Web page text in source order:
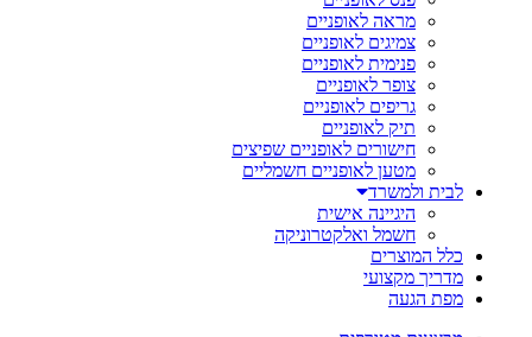
מראה לאופניים
צמיגים לאופניים
פנימית לאופניים
צופר לאופניים
גריפים לאופניים
תיק לאופניים
חישורים לאופניים שפיצים
מטען לאופניים חשמליים
לבית ולמשרד
היגיינה אישית
חשמל ואלקטרוניקה
כלל המוצרים
מדריך מקצועי
מפת הגעה